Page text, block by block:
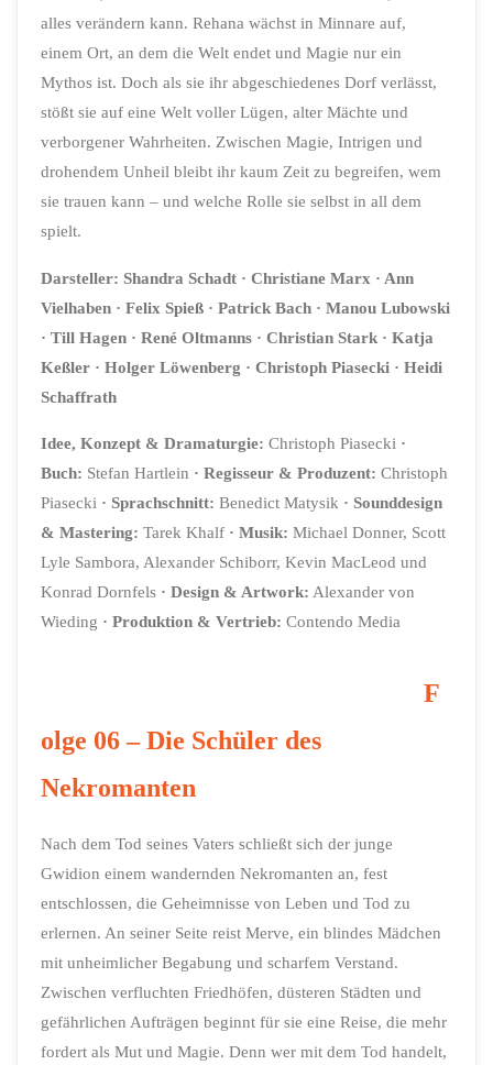
alles verändern kann. Rehana wächst in Minnare auf,
einem Ort, an dem die Welt endet und Magie nur ein
Mythos ist. Doch als sie ihr abgeschiedenes Dorf verlässt,
stößt sie auf eine Welt voller Lügen, alter Mächte und
verborgener Wahrheiten. Zwischen Magie, Intrigen und
drohendem Unheil bleibt ihr kaum Zeit zu begreifen, wem
sie trauen kann – und welche Rolle sie selbst in all dem
spielt.
Darsteller: Shandra Schadt · Christiane Marx · Ann
Vielhaben · Felix Spieß · Patrick Bach · Manou Lubowski
· Till Hagen · René Oltmanns · Christian Stark · Katja
Keßler · Holger Löwenberg · Christoph Piasecki · Heidi
Schaffrath
Idee, Konzept & Dramaturgie: Christoph Piasecki ·
Buch: Stefan Hartlein · Regisseur & Produzent: Christoph
Piasecki · Sprachschnitt: Benedict Matysik · Sounddesign
& Mastering: Tarek Khalf · Musik: Michael Donner, Scott
Lyle Sambora, Alexander Schiborr, Kevin MacLeod und
Konrad Dornfels · Design & Artwork: Alexander von
Wieding · Produktion & Vertrieb: Contendo Media
F
olge 06 – Die Schüler des
Nekromanten
Nach dem Tod seines Vaters schließt sich der junge
Gwidion einem wandernden Nekromanten an, fest
entschlossen, die Geheimnisse von Leben und Tod zu
erlernen. An seiner Seite reist Merve, ein blindes Mädchen
mit unheimlicher Begabung und scharfem Verstand.
Zwischen verfluchten Friedhöfen, düsteren Städten und
gefährlichen Aufträgen beginnt für sie eine Reise, die mehr
fordert als Mut und Magie. Denn wer mit dem Tod handelt,